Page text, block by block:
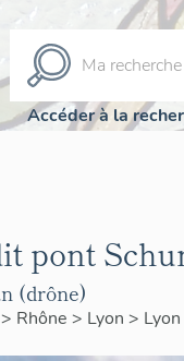
Accéder à la
pont
(drône)
> Rhône > Lyon >